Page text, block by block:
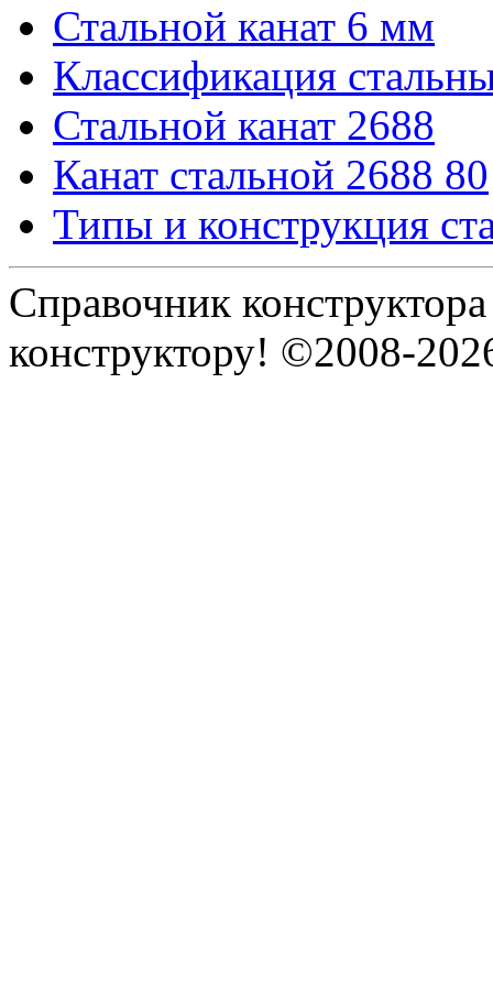
Стальной канат 6 мм
Классификация
Стальной канат 2688
Канат стальной 2688 80
Типы и конструкция
Справочник
конструктору! ©2008-